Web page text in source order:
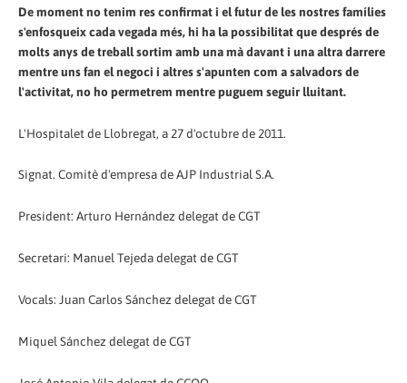
De moment no tenim res confirmat i el futur de les nostres famílies
s'enfosqueix cada vegada més, hi ha la possibilitat que després de
molts anys de treball sortim amb una mà davant i una altra darrere
mentre uns fan el negoci i altres s'apunten com a salvadors de
l'activitat, no ho permetrem mentre puguem seguir lluitant.
L'Hospitalet de Llobregat, a 27 d'octubre de 2011.
Signat. Comitè d'empresa de AJP Industrial S.A.
President: Arturo Hernández delegat de CGT
Secretari: Manuel Tejeda delegat de CGT
Vocals: Juan Carlos Sánchez delegat de CGT
Miquel Sánchez delegat de CGT